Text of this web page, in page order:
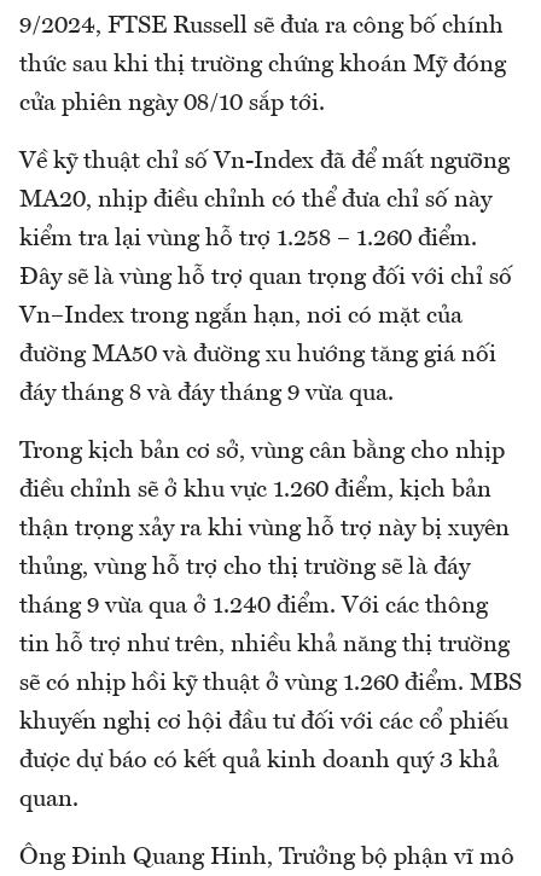
9/2024, FTSE Russell sẽ đưa ra công bố chính
thức sau khi thị trường chứng khoán Mỹ đóng
cửa phiên ngày 08/10 sắp tới.
Về kỹ thuật chỉ số Vn-Index đã để mất ngưỡng
MA20, nhịp điều chỉnh có thể đưa chỉ số này
kiểm tra lại vùng hỗ trợ 1.258 – 1.260 điểm.
Đây sẽ là vùng hỗ trợ quan trọng đối với chỉ số
Vn–Index trong ngắn hạn, nơi có mặt của
đường MA50 và đường xu hướng tăng giá nối
đáy tháng 8 và đáy tháng 9 vừa qua.
Trong kịch bản cơ sở, vùng cân bằng cho nhịp
điều chỉnh sẽ ở khu vực 1.260 điểm, kịch bản
thận trọng xảy ra khi vùng hỗ trợ này bị xuyên
thủng, vùng hỗ trợ cho thị trường sẽ là đáy
tháng 9 vừa qua ở 1.240 điểm. Với các thông
tin hỗ trợ như trên, nhiều khả năng thị trường
sẽ có nhịp hồi kỹ thuật ở vùng 1.260 điểm. MBS
khuyến nghị cơ hội đầu tư đối với các cổ phiếu
được dự báo có kết quả kinh doanh quý 3 khả
quan.
Ông Đinh Quang Hinh, Trưởng bộ phận vĩ mô